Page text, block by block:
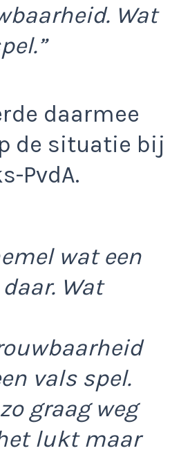
Wat
daarmee
de situatie bij
PvdA.
wat een
Wat
vals spel.
graag weg
lukt maar